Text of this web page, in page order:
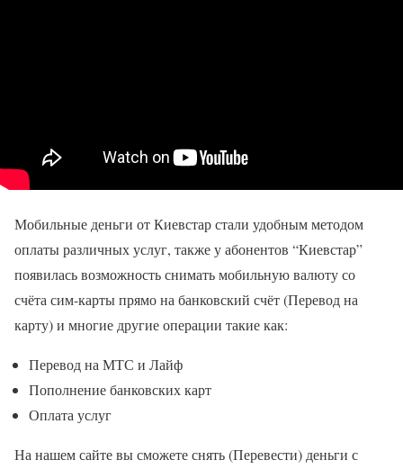
Мобильные деньги от Киевстар стали удобным методом
оплаты различных услуг, также у абонентов “Киевстар”
появилась возможность снимать мобильную валюту со
счёта сим-карты прямо на банковский счёт (Перевод на
карту) и многие другие операции такие как:
Перевод на МТС и Лайф
Пополнение банковских карт
Оплата услуг
На нашем сайте вы сможете снять (Перевести) деньги с